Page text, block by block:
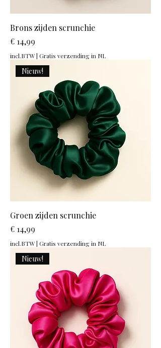
Brons zijden scrunchie
Prijs
€ 14,99
incl.BTW| Gratis verzending in NL
Nieuw!
Groen zijden scrunchie
Prijs
€ 14,99
incl.BTW| Gratis verzending in NL
Nieuw!